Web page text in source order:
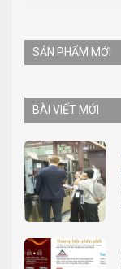
SẢN PHẨM MỚI
BÀI VIẾT MỚI